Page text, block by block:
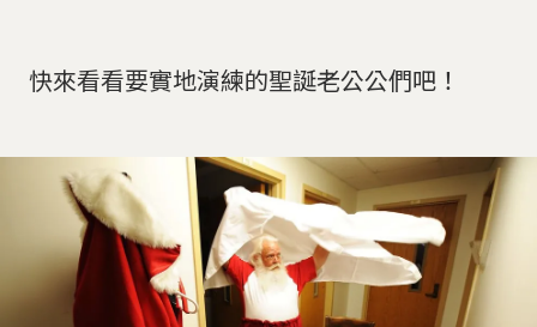
快來看看要實地演練的聖誕老公公們吧！